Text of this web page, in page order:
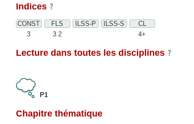
Indices
CONST FLS ILSS-P ILSS-S
CL
3
3.2 4+
Lecture dans toutes les disciplines
P1
Chapitre thématique